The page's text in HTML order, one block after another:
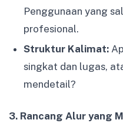
Penggunaan yang
profesional.
Struktur Kalimat:
singkat dan lugas,
mendetail?
3. Rancang Alur yang